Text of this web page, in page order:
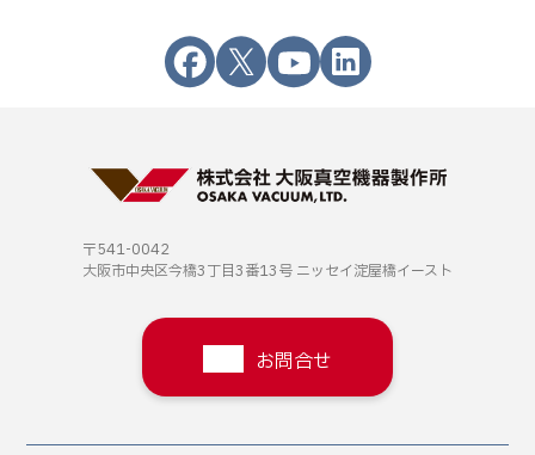
〒541-0042
大阪市中央区今橋3丁目3番13号 ニッセイ淀屋橋イースト
お問合せ